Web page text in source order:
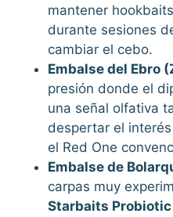
mantener
durante sesiones
cambiar el cebo.
Embalse del Ebro
presión donde el
una señal olfativa
despertar el
el Red One
Embalse de
carpas muy
Starbaits Probiotic